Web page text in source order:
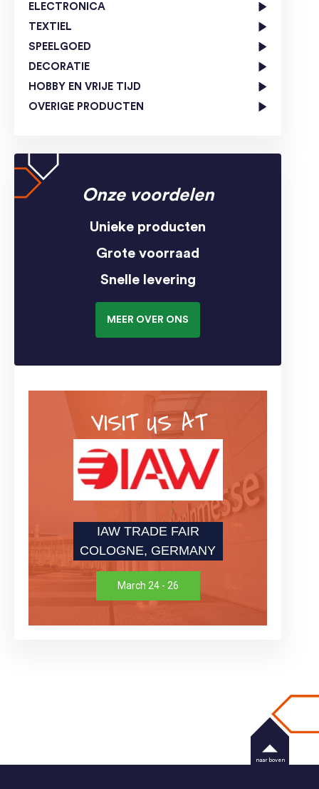
ELECTRONICA
TEXTIEL
SPEELGOED
DECORATIE
HOBBY EN VRIJE TIJD
OVERIGE PRODUCTEN
Onze voordelen
Unieke producten
Grote voorraad
Snelle levering
MEER OVER ONS
VISIT US AT
IAW TRADE FAIR
COLOGNE, GERMANY
March 24 - 26
naar boven